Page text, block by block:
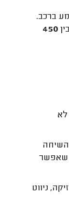
ברכב.
450
לא
השיחה
שאפשר
ניווט